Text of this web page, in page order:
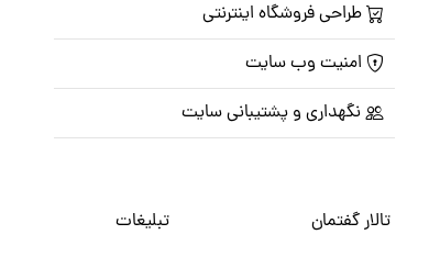
طراحی فروشگاه اینترنتی
امنیت وب سایت
نگهداری و پشتیبانی سایت
تالار گفتمان تبلیغات